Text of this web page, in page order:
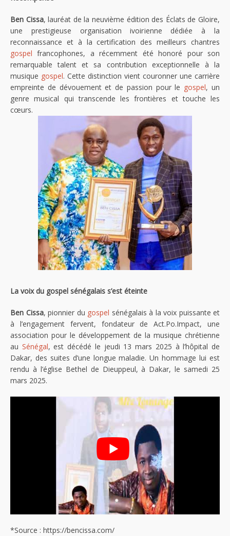
Ben Cissa, lauréat de la neuvième édition des Éclats de Gloire,
une prestigieuse organisation ivoirienne dédiée à la
reconnaissance et à la certification des meilleurs chantres
gospel francophones, a récemment été honoré pour son
remarquable talent et sa contribution exceptionnelle à la
musique gospel. Cette distinction vient couronner une carrière
empreinte de dévouement et de passion pour le gospel, un
genre musical qui transcende les frontières et touche les
cœurs.
La voix du gospel sénégalais s’est éteinte
Ben Cissa, pionnier du gospel sénégalais à la voix puissante et
à l’engagement fervent, fondateur de Act.Po.Impact, une
association pour le développement de la musique chrétienne
au Sénégal, est décédé le jeudi 13 mars 2025 à l’hôpital de
Dakar, des suites d’une longue maladie. Un hommage lui est
rendu à l’église Bethel de Dieuppeul, à Dakar, le samedi 25
mars 2025.
*Source : https://bencissa.com/